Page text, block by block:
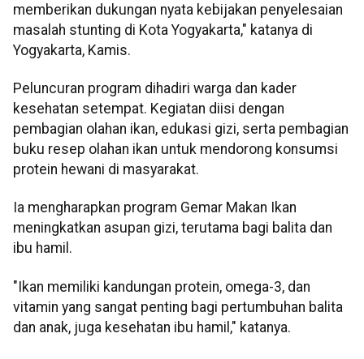
memberikan dukungan nyata kebijakan penyelesaian
masalah stunting di Kota Yogyakarta," katanya di
Yogyakarta, Kamis.
Peluncuran program dihadiri warga dan kader
kesehatan setempat. Kegiatan diisi dengan
pembagian olahan ikan, edukasi gizi, serta pembagian
buku resep olahan ikan untuk mendorong konsumsi
protein hewani di masyarakat.
Ia mengharapkan program Gemar Makan Ikan
meningkatkan asupan gizi, terutama bagi balita dan
ibu hamil.
"Ikan memiliki kandungan protein, omega-3, dan
vitamin yang sangat penting bagi pertumbuhan balita
dan anak, juga kesehatan ibu hamil," katanya.